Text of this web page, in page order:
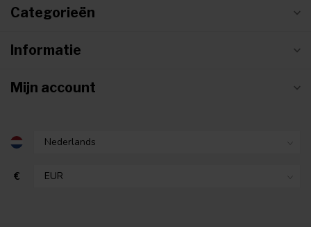
Categorieën
Informatie
Mijn account
€